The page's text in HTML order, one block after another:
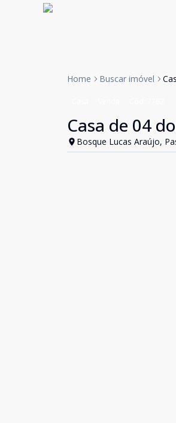
Home Buscar imóvel
Casa de 04
Bosque Lucas Araújo,